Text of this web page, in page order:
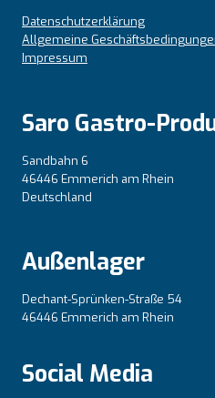
Datenschutzerklärung
Allgemeine
Impressum
Saro Gastro-
Sandbahn 6
46446 Emmerich am Rhein
Deutschland
Außenlager
Dechant-Sprünken-Straße 54
46446 Emmerich am Rhein
Social Media